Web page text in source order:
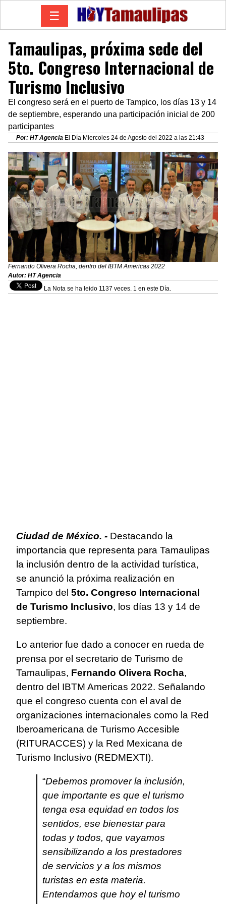
☰
Tamaulipas, próxima sede del
5to. Congreso Internacional de
Turismo Inclusivo
El congreso será en el puerto de Tampico, los días 13 y 14
de septiembre, esperando una participación inicial de 200
participantes
Por: HT Agencia El Día Miercoles 24 de Agosto del 2022 a las 21:43
Fernando Olivera Rocha, dentro del IBTM Americas 2022
Autor: HT Agencia
La Nota se ha leido 1137 veces. 1 en este Día.
Ciudad de México. - Destacando la
importancia que representa para Tamaulipas
la inclusión dentro de la actividad turística,
se anunció la próxima realización en
Tampico del 5to. Congreso Internacional
de Turismo Inclusivo, los días 13 y 14 de
septiembre.
Lo anterior fue dado a conocer en rueda de
prensa por el secretario de Turismo de
Tamaulipas, Fernando Olivera Rocha,
dentro del IBTM Americas 2022. Señalando
que el congreso cuenta con el aval de
organizaciones internacionales como la Red
Iberoamericana de Turismo Accesible
(RITURACCES) y la Red Mexicana de
Turismo Inclusivo (REDMEXTI).
“Debemos promover la inclusión,
que importante es que el turismo
tenga esa equidad en todos los
sentidos, ese bienestar para
todas y todos, que vayamos
sensibilizando a los prestadores
de servicios y a los mismos
turistas en esta materia.
Entendamos que hoy el turismo